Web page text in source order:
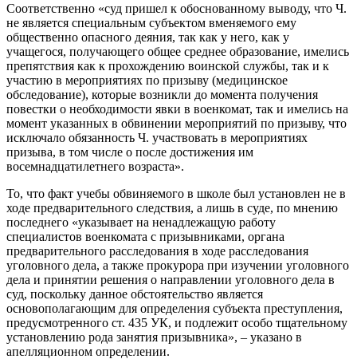
Соответственно «суд пришел к обоснованному выводу, что Ч.
не является специальным субъектом вменяемого ему
общественно опасного деяния, так как у него, как у
учащегося, получающего общее среднее образование, имелись
препятствия как к прохождению воинской службы, так и к
участию в мероприятиях по призыву (медицинское
обследование), которые возникли до момента получения
повестки о необходимости явки в военкомат, так и имелись на
момент указанных в обвинении мероприятий по призыву, что
исключало обязанность Ч. участвовать в мероприятиях
призыва, в том числе о после достижения им
восемнадцатилетнего возраста».
То, что факт учебы обвиняемого в школе был установлен не в
ходе предварительного следствия, а лишь в суде, по мнению
последнего «указывает на ненадлежащую работу
специалистов военкомата с призывниками, органа
предварительного расследования в ходе расследования
уголовного дела, а также прокурора при изучении уголовного
дела и принятии решения о направлении уголовного дела в
суд, поскольку данное обстоятельство является
основополагающим для определения субъекта преступления,
предусмотренного ст. 435 УК, и подлежит особо тщательному
установлению рода занятия призывника», – указано в
апелляционном определении.